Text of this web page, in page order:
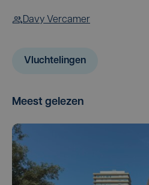
Davy Vercamer
Vluchtelingen
Meest gelezen